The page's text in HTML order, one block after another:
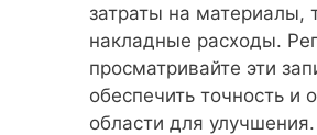
затраты на материалы,
накладные расходы.
просматривайте эти
обеспечить точность и
области для улучшения.